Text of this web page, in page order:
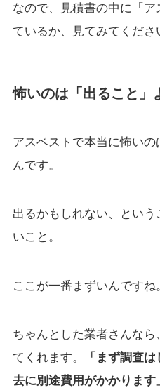
なので、見積書の中に「
ているか、見てみてくださ
怖いのは「出ること」
アスベストで本当に怖い
んです。
出るかもしれない、とい
いこと。
ここが一番まずいんですね
ちゃんとした業者さんな
てくれます。
「まず調査
去に別途費用がかかります